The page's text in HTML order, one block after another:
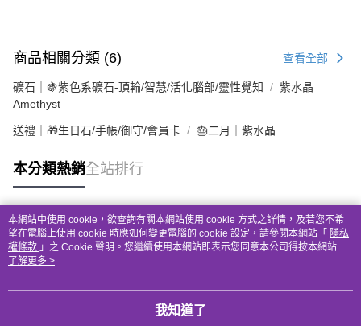
商品相關分類 (6) 查看全部
礦石｜🍇紫色系礦石-頂輪/智慧/活化腦部/靈性覺知
紫水晶
Amethyst
送禮｜🎁生日石/手帳/御守/會員卡 🎂二月｜紫水晶
本分類熱銷全站排行
熱門標籤
本網站中使用 cookie，欲查詢有關本網站使用 cookie 方式之詳情，及若您不希
望在電腦上使用 cookie 時應如何變更電腦的 cookie 設定，請參閱本網站「 隱私
權條款 」之 Cookie 聲明。您繼續使用本網站即表示您同意本公司得按本網站使
用條款之 Cookie 聲明使用 cookie。
了解更多 >
我知道了